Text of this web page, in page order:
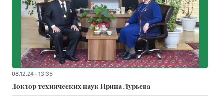
08.12.24 - 13:35
Доктор технических наук Ирина Лурьева